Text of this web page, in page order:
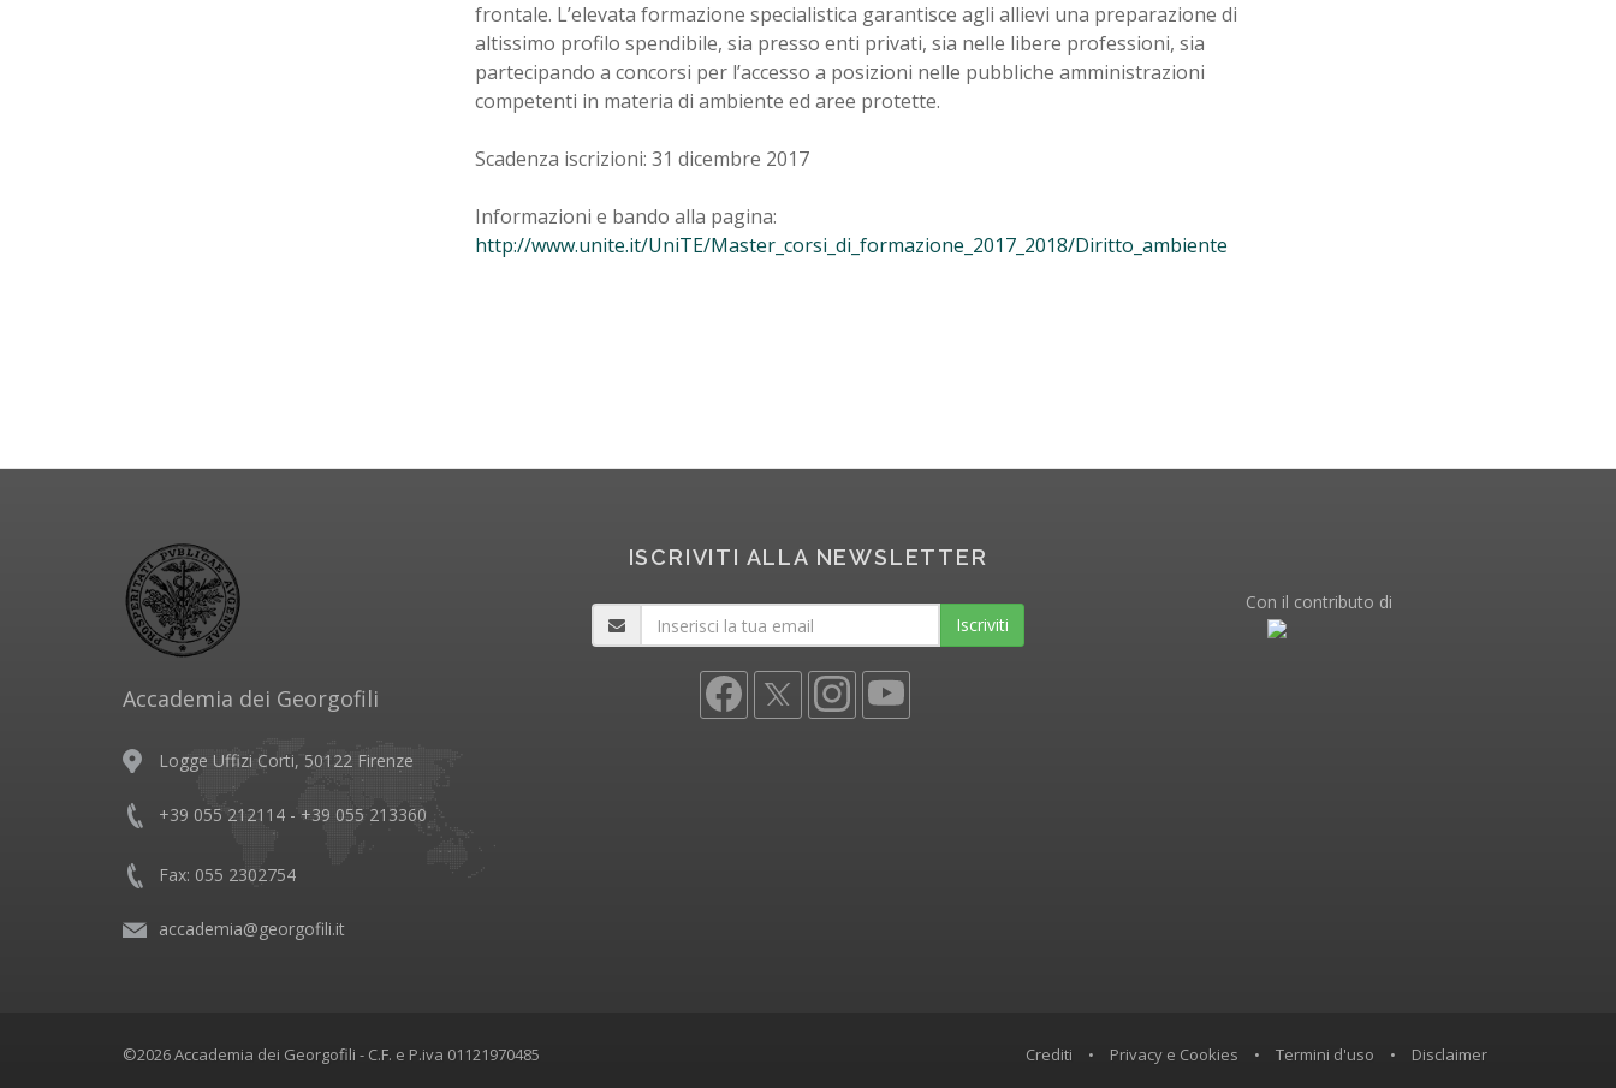
frontale. L’elevata formazione specialistica garantisce agli allievi una preparazione di
altissimo profilo spendibile, sia presso enti privati, sia nelle libere professioni, sia
partecipando a concorsi per l’accesso a posizioni nelle pubbliche amministrazioni
competenti in materia di ambiente ed aree protette.
Scadenza iscrizioni: 31 dicembre 2017
Informazioni e bando alla pagina:
http://www.unite.it/UniTE/Master_corsi_di_formazione_2017_2018/Diritto_ambiente
Accademia dei Georgofili
Logge Uffizi Corti, 50122 Firenze
+39 055 212114 - +39 055 213360
Fax: 055 2302754
accademia@georgofili.it
ISCRIVITI ALLA NEWSLETTER
Iscriviti
Con il contributo di
Crediti • Privacy e Cookies • Termini d'uso • Disclaimer
©2026 Accademia dei Georgofili - C.F. e P.iva 01121970485